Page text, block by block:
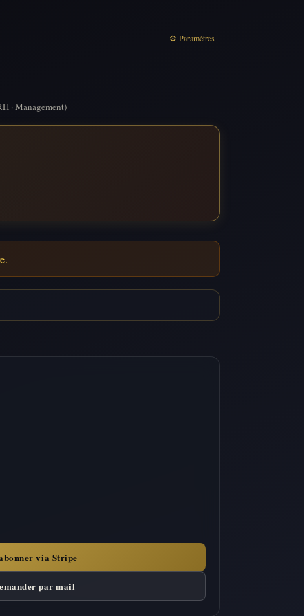
⚙ Paramètres
· Management)
via Stripe
par mail